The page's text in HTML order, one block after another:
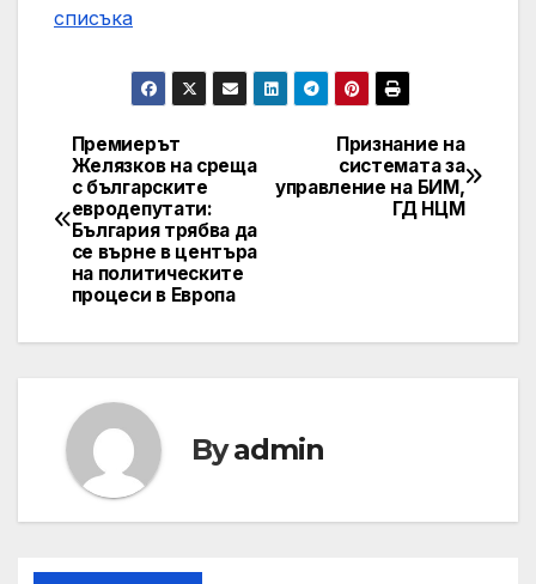
списъка
Post
navigation
Признание на
системата за
управление на БИМ,
ГД НЦМ
Премиерът
Желязков на среща
с българските
евродепутати:
България трябва да
се върне в центъра
на политическите
процеси в Европа
Byadmin